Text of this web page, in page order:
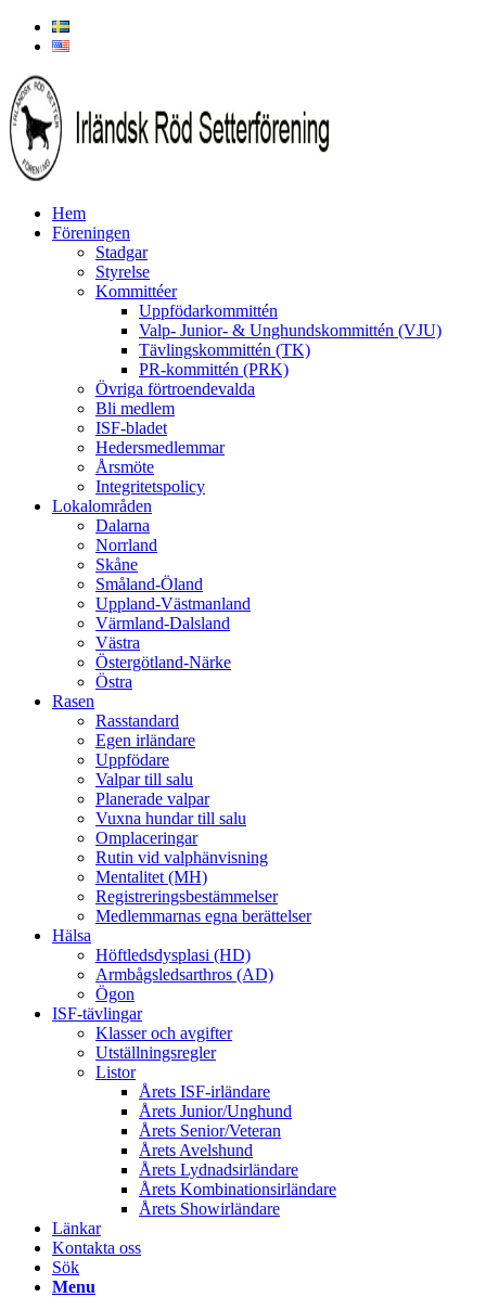
Hem
Föreningen
Stadgar
Styrelse
Kommittéer
Uppfödarkommittén
Valp- Junior- & Unghundskommittén (VJU)
Tävlingskommittén (TK)
PR-kommittén (PRK)
Övriga förtroendevalda
Bli medlem
ISF-bladet
Hedersmedlemmar
Årsmöte
Integritetspolicy
Lokalområden
Dalarna
Norrland
Skåne
Småland-Öland
Uppland-Västmanland
Värmland-Dalsland
Västra
Östergötland-Närke
Östra
Rasen
Rasstandard
Egen irländare
Uppfödare
Valpar till salu
Planerade valpar
Vuxna hundar till salu
Omplaceringar
Rutin vid valphänvisning
Mentalitet (MH)
Registreringsbestämmelser
Medlemmarnas egna berättelser
Hälsa
Höftledsdysplasi (HD)
Armbågsledsarthros (AD)
Ögon
ISF-tävlingar
Klasser och avgifter
Utställningsregler
Listor
Årets ISF-irländare
Årets Junior/Unghund
Årets Senior/Veteran
Årets Avelshund
Årets Lydnadsirländare
Årets Kombinationsirländare
Årets Showirländare
Länkar
Kontakta oss
Sök
Menu